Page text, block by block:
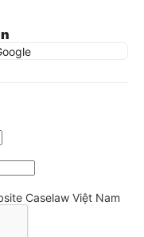
Caselaw Việt Nam